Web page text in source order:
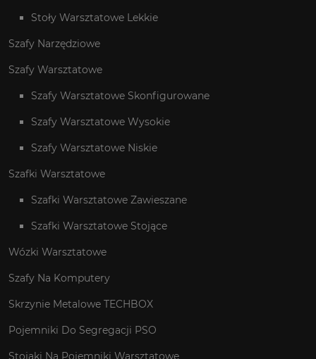
Stoły Warsztatowe Lekkie
Szafy Narzędziowe
Szafy Warsztatowe
Szafy Warsztatowe Skonfigurowane
Szafy Warsztatowe Wysokie
Szafy Warsztatowe Niskie
Szafki Warsztatowe
Szafki Warsztatowe Zawieszane
Szafki Warsztatowe Stojące
Wózki Warsztatowe
Szafy Na Komputery
Skrzynie Metalowe TECHBOX
Pojemniki Do Segregacji PSO
Stojaki Na Pojemniki Warsztatowe